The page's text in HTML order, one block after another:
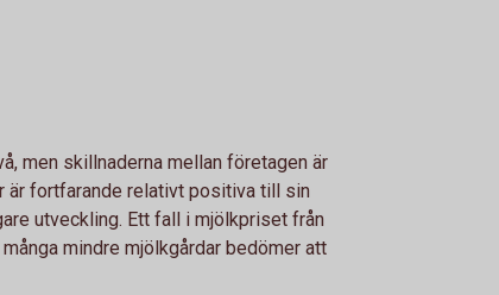
men skillnaderna mellan företagen är
är fortfarande relativt positiva till sin
utveckling. Ett fall i mjölkpriset från
mindre mjölkgårdar bedömer att